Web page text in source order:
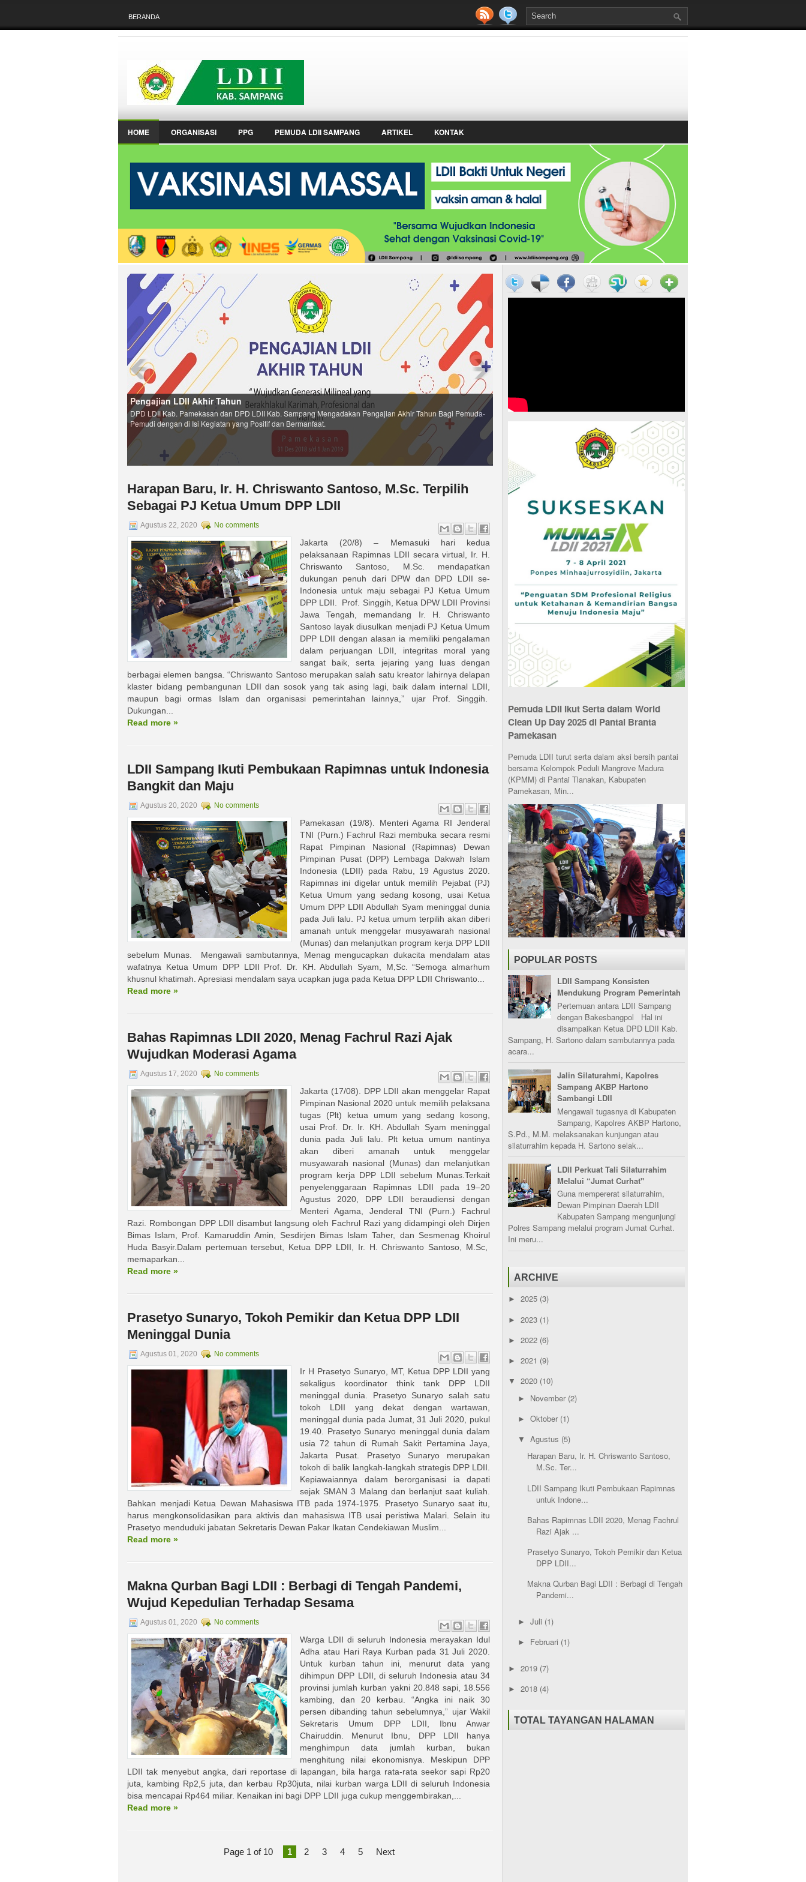
BERANDA
HOME ORGANISASI PPG PEMUDA LDII SAMPANG ARTIKEL KONTAK
Harapan Baru, Ir. H. Chriswanto Santoso, M.Sc. Terpilih
Sebagai PJ Ketua Umum DPP LDII
Agustus 22, 2020 No comments
Jakarta (20/8) – Memasuki hari kedua
pelaksanaan Rapimnas LDII secara virtual, Ir. H.
Chriswanto Santoso, M.Sc. mendapatkan
dukungan penuh dari DPW dan DPD LDII se-
Indonesia untuk maju sebagai PJ Ketua Umum
DPP LDII. Prof. Singgih, Ketua DPW LDII Provinsi
Jawa Tengah, memandang Ir. H. Chriswanto
Santoso layak diusulkan menjadi PJ Ketua Umum
DPP LDII dengan alasan ia memiliki pengalaman
dalam perjuangan LDII, integritas moral yang
sangat baik, serta jejaring yang luas dengan
berbagai elemen bangsa. “Chriswanto Santoso merupakan salah satu kreator lahirnya delapan
klaster bidang pembangunan LDII dan sosok yang tak asing lagi, baik dalam internal LDII,
maupun bagi ormas Islam dan organisasi pemerintahan lainnya,” ujar Prof. Singgih.
Dukungan...
Read more »
LDII Sampang Ikuti Pembukaan Rapimnas untuk Indonesia
Bangkit dan Maju
Agustus 20, 2020 No comments
Pamekasan (19/8). Menteri Agama RI Jenderal
TNI (Purn.) Fachrul Razi membuka secara resmi
Rapat Pimpinan Nasional (Rapimnas) Dewan
Pimpinan Pusat (DPP) Lembaga Dakwah Islam
Indonesia (LDII) pada Rabu, 19 Agustus 2020.
Rapimnas ini digelar untuk memilih Pejabat (PJ)
Ketua Umum yang sedang kosong, usai Ketua
Umum DPP LDII Abdullah Syam meninggal dunia
pada Juli lalu. PJ ketua umum terpilih akan diberi
amanah untuk menggelar musyawarah nasional
(Munas) dan melanjutkan program kerja DPP LDII
sebelum Munas. Mengawali sambutannya, Menag mengucapkan dukacita mendalam atas
wafatnya Ketua Umum DPP LDII Prof. Dr. KH. Abdullah Syam, M,Sc. “Semoga almarhum
khusnul khatimah. Apresiasi mendalam saya ucapkan juga pada Ketua DPP LDII Chriswanto...
Read more »
Bahas Rapimnas LDII 2020, Menag Fachrul Razi Ajak
Wujudkan Moderasi Agama
Agustus 17, 2020 No comments
Jakarta (17/08). DPP LDII akan menggelar Rapat
Pimpinan Nasional 2020 untuk memilih pelaksana
tugas (Plt) ketua umum yang sedang kosong,
usai Prof. Dr. Ir. KH. Abdullah Syam meninggal
dunia pada Juli lalu. Plt ketua umum nantinya
akan diberi amanah untuk menggelar
musyawarah nasional (Munas) dan melanjutkan
program kerja DPP LDII sebelum Munas.Terkait
penyelenggaraan Rapimnas LDII pada 19–20
Agustus 2020, DPP LDII beraudiensi dengan
Menteri Agama, Jenderal TNI (Purn.) Fachrul
Razi. Rombongan DPP LDII disambut langsung oleh Fachrul Razi yang didampingi oleh Dirjen
Bimas Islam, Prof. Kamaruddin Amin, Sesdirjen Bimas Islam Taher, dan Sesmenag Khoirul
Huda Basyir.Dalam pertemuan tersebut, Ketua DPP LDII, Ir. H. Chriswanto Santoso, M.Sc,
memaparkan...
Read more »
Prasetyo Sunaryo, Tokoh Pemikir dan Ketua DPP LDII
Meninggal Dunia
Agustus 01, 2020 No comments
Ir H Prasetyo Sunaryo, MT, Ketua DPP LDII yang
sekaligus koordinator think tank DPP LDII
meninggal dunia. Prasetyo Sunaryo salah satu
tokoh LDII yang dekat dengan wartawan,
meninggal dunia pada Jumat, 31 Juli 2020, pukul
19.40. Prasetyo Sunaryo meninggal dunia dalam
usia 72 tahun di Rumah Sakit Pertamina Jaya,
Jakarta Pusat. Prasetyo Sunaryo merupakan
tokoh di balik langkah-langkah strategis DPP LDII.
Kepiawaiannya dalam berorganisasi ia dapati
sejak SMAN 3 Malang dan berlanjut saat kuliah.
Bahkan menjadi Ketua Dewan Mahasiswa ITB pada 1974-1975. Prasetyo Sunaryo saat itu,
harus mengkonsolidasikan para aktivis dan mahasiswa ITB usai peristiwa Malari. Selain itu
Prasetyo menduduki jabatan Sekretaris Dewan Pakar Ikatan Cendekiawan Muslim...
Read more »
Makna Qurban Bagi LDII : Berbagi di Tengah Pandemi,
Wujud Kepedulian Terhadap Sesama
Agustus 01, 2020 No comments
Warga LDII di seluruh Indonesia merayakan Idul
Adha atau Hari Raya Kurban pada 31 Juli 2020.
Untuk kurban tahun ini, menurut data yang
dihimpun DPP LDII, di seluruh Indonesia atau 34
provinsi jumlah kurban yakni 20.848 sapi, 18.556
kambing, dan 20 kerbau. “Angka ini naik 30
persen dibanding tahun sebelumnya,” ujar Wakil
Sekretaris Umum DPP LDII, Ibnu Anwar
Chairuddin. Menurut Ibnu, DPP LDII hanya
menghimpun data jumlah kurban, bukan
menghitung nilai ekonomisnya. Meskipun DPP
LDII tak menyebut angka, dari reportase di lapangan, bila harga rata-rata seekor sapi Rp20
juta, kambing Rp2,5 juta, dan kerbau Rp30juta, nilai kurban warga LDII di seluruh Indonesia
bisa mencapai Rp464 miliar. Kenaikan ini bagi DPP LDII juga cukup menggembirakan,...
Read more »
Page 1 of 10 1 2 3 4 5 Next
Pemuda LDII Ikut Serta dalam World
Clean Up Day 2025 di Pantai Branta
Pamekasan
Pemuda LDII turut serta dalam aksi bersih pantai
bersama Kelompok Peduli Mangrove Madura
(KPMM) di Pantai Tlanakan, Kabupaten
Pamekasan, Min...
POPULAR POSTS
LDII Sampang Konsisten
Mendukung Program Pemerintah
Pertemuan antara LDII Sampang
dengan Bakesbangpol Hal ini
disampaikan Ketua DPD LDII Kab.
Sampang, H. Sartono dalam sambutannya pada
acara...
Jalin Silaturahmi, Kapolres
Sampang AKBP Hartono
Sambangi LDII
Mengawali tugasnya di Kabupaten
Sampang, Kapolres AKBP Hartono,
S.Pd., M.M. melaksanakan kunjungan atau
silaturrahim kepada H. Sartono selak...
LDII Perkuat Tali Silaturrahim
Melalui “Jumat Curhat"
Guna mempererat silaturrahim,
Dewan Pimpinan Daerah LDII
Kabupaten Sampang mengunjungi
Polres Sampang melalui program Jumat Curhat.
Ini meru...
ARCHIVE
► 2025 (3)
► 2023 (1)
► 2022 (6)
► 2021 (9)
▼ 2020 (10)
► November (2)
► Oktober (1)
▼ Agustus (5)
Harapan Baru, Ir. H. Chriswanto Santoso,
M.Sc. Ter...
LDII Sampang Ikuti Pembukaan Rapimnas
untuk Indone...
Bahas Rapimnas LDII 2020, Menag Fachrul
Razi Ajak ...
Prasetyo Sunaryo, Tokoh Pemikir dan Ketua
DPP LDII...
Makna Qurban Bagi LDII : Berbagi di Tengah
Pandemi...
► Juli (1)
► Februari (1)
► 2019 (7)
► 2018 (4)
TOTAL TAYANGAN HALAMAN